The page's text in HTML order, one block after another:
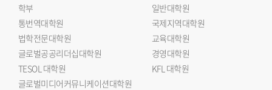
학부
일반대학원
통번역대학원
국제지역대학원
법학전문대학원
교육대학원
글로벌공공리더십대학원
경영대학원
TESOL 대학원
KFL 대학원
글로벌미디어커뮤니케이션대학원